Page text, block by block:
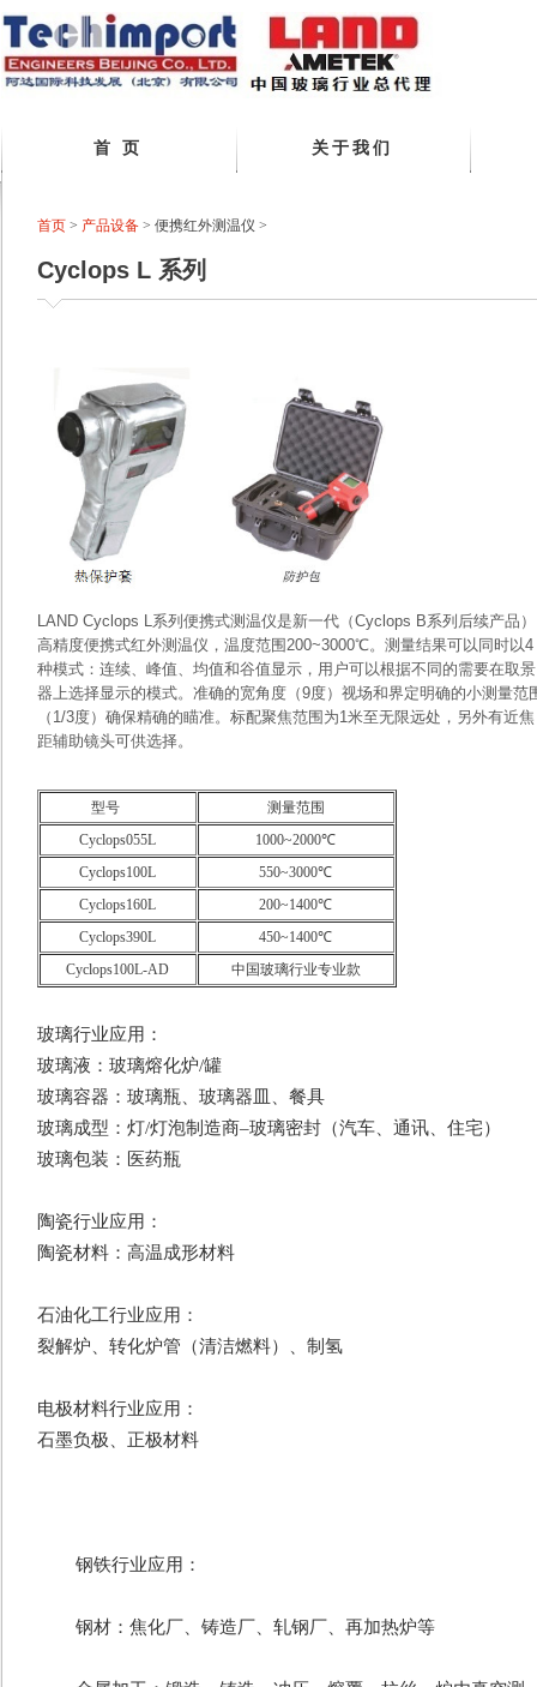
首 页 关于我们
首页 > 产品设备 > 便携红外测温仪 >
Cyclops L 系列
LAND Cyclops L系列便携式测温仪是新一代（Cyclops B系列后续产品）
高精度便携式红外测温仪，温度范围200~3000℃。测量结果可以同时以4
种模式：连续、峰值、均值和谷值显示，用户可以根据不同的需要在取景
器上选择显示的模式。准确的宽角度（9度）视场和界定明确的小测量范
（1/3度）确保精确的瞄准。标配聚焦范围为1米至无限远处，另外有近焦
距辅助镜头可供选择。
型号
测量范围
Cyclops055L
1000~2000℃
Cyclops100L
550~3000℃
Cyclops160L
200~1400℃
Cyclops390L
450~1400℃
Cyclops100L-AD
中国玻璃行业专业款
玻璃行业应用：
玻璃液：玻璃熔化炉/罐
玻璃容器：玻璃瓶、玻璃器皿、餐具
玻璃成型：灯/灯泡制造商–玻璃密封（汽车、通讯、住宅）
玻璃包装：医药瓶
陶瓷行业应用：
陶瓷材料：高温成形材料
石油化工行业应用：
裂解炉、转化炉管（清洁燃料）、制氢
电极材料行业应用：
石墨负极、正极材料
	钢铁行业应用：
	钢材：焦化厂、铸造厂、轧钢厂、再加热炉等